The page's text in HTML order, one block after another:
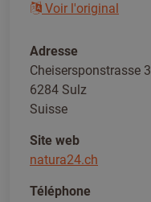
Voir l'original
Adresse
Cheisersponstrasse 3
6284 Sulz
Suisse
Site web
natura24.ch
Téléphone